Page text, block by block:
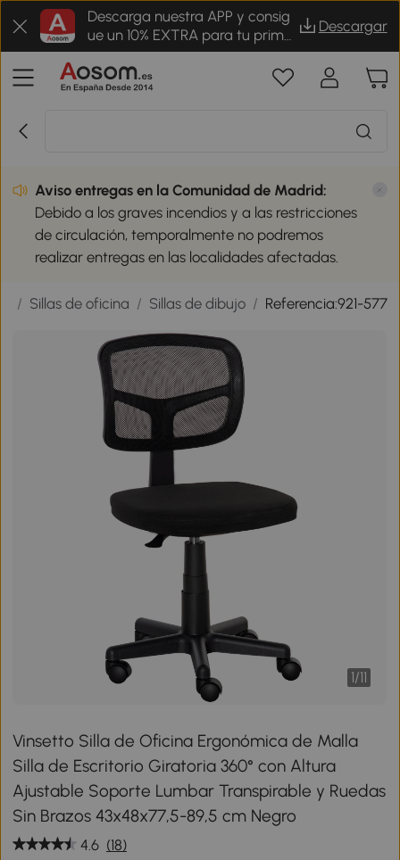
Descarga nuestra APP y consig
ue un 10% EXTRA para tu prime
r pedido
Descargar
Aviso entregas en la Comunidad de Madrid:
Debido a los graves incendios y a las restricciones
de circulación, temporalmente no podremos
realizar entregas en las localidades afectadas.
/ Sillas de oficina / Sillas de dibujo / Referencia:921-577
1/11
Vinsetto Silla de Oficina Ergonómica de Malla
Silla de Escritorio Giratoria 360° con Altura
Ajustable Soporte Lumbar Transpirable y Ruedas
Sin Brazos 43x48x77,5-89,5 cm Negro
4.6 (18)